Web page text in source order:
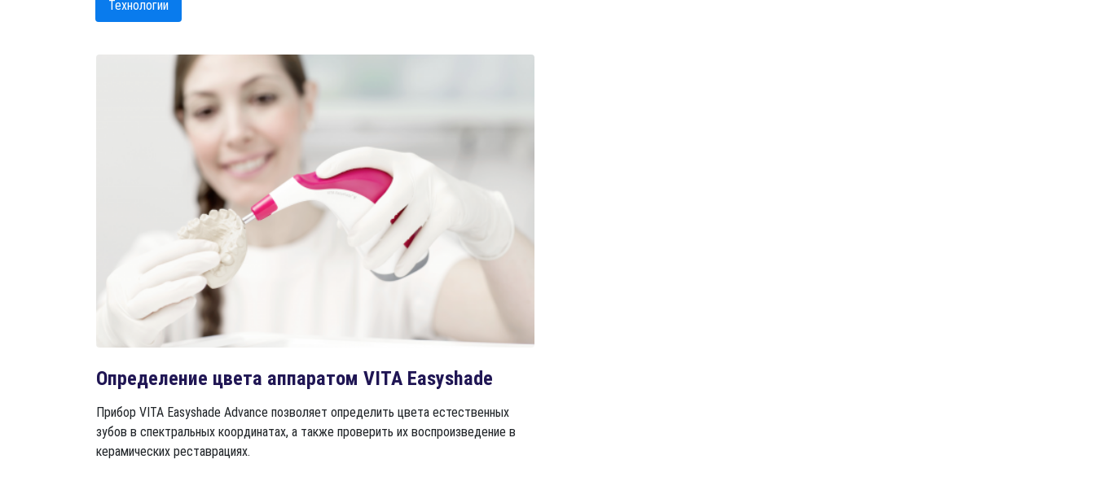
Технологии
Определение цвета аппаратом VITA Easyshade
Прибор VITA Easyshade Advance позволяет определить цвета естественных
зубов в спектральных координатах, а также проверить их воспроизведение в
керамических реставрациях.